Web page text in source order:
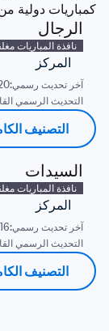
كمباريات دولية
الرجال
نافذة المباريات
المركز
آخر تحديث رسمي:20 يوليو
التحديث الرسمي
التصنيف
السيدات
نافذة المباريات
المركز
آخر تحديث رسمي:16 يونيو 2026
التحديث الرسمي
التصنيف